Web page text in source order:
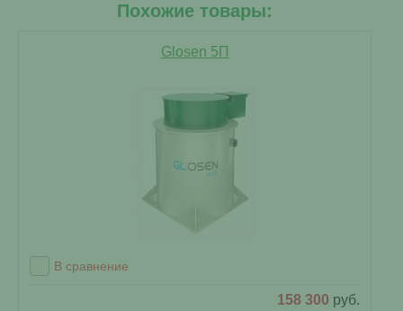
Похожие товары:
Glosen 5П
В сравнение
158 300 руб.